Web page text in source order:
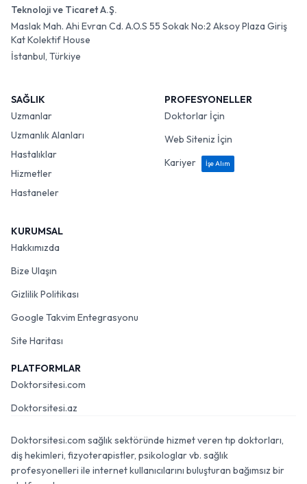
Teknoloji ve Ticaret A.Ş.
Maslak Mah. Ahi Evran Cd. A.O.S 55 Sokak No:2 Aksoy Plaza Giriş
Kat Kolektif House
İstanbul, Türkiye
SAĞLIK
Uzmanlar
Uzmanlık Alanları
Hastalıklar
Hizmetler
Hastaneler
PROFESYONELLER
Doktorlar İçin
Web Siteniz İçin
Kariyer
İşe Alım
KURUMSAL
Hakkımızda
Bize Ulaşın
Gizlilik Politikası
Google Takvim Entegrasyonu
Site Haritası
PLATFORMLAR
Doktorsitesi.com
Doktorsitesi.az
Doktorsitesi.com sağlık sektöründe hizmet veren tıp doktorları,
diş hekimleri, fizyoterapistler, psikologlar vb. sağlık
profesyonelleri ile internet kullanıcılarını buluşturan bağımsız bir